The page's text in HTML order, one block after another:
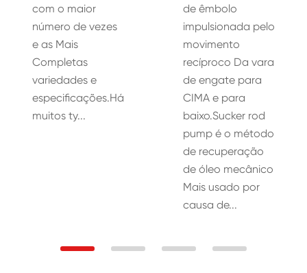
com o maior
número de vezes
e as Mais
Completas
variedades e
especificações.Há
muitos ty...
de êmbolo
impulsionada pelo
movimento
recíproco Da vara
de engate para
CIMA e para
baixo.Sucker rod
pump é o método
de recuperação
de óleo mecânico
Mais usado por
causa de...